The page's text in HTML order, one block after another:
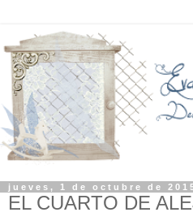
jueves, 1 de octubre de
EL CUARTO DE